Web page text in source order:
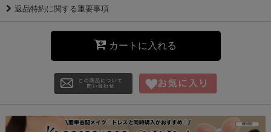
返品特約に関する重要事項
カートに入れる